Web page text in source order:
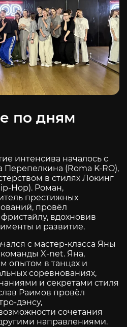
по дням
интенсива началось с
Перепелкина (Roma K-RO),
в стилях Локинг
Hop). Роман,
престижных
провёл
вдохновив
и развитие.
с мастер-класса Яны
X-net. Яна,
опытом в танцах и
соревнованиях,
и секретами стиля
Раимов провёл
дэнсу,
сочетания
направлениями.